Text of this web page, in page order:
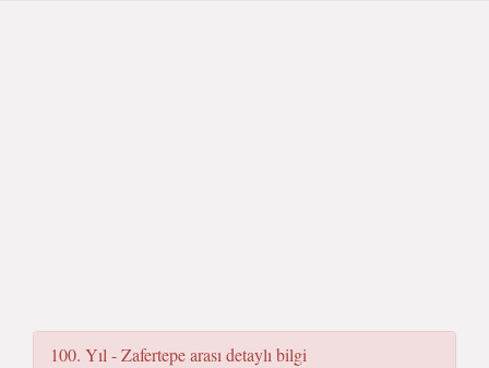
100. Yıl - Zafertepe arası detaylı bilgi